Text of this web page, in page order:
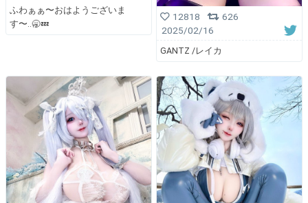
ふわぁぁ〜おはようございま
す〜..🥱💤
12818
626
2025/02/16
GANTZ /レイカ